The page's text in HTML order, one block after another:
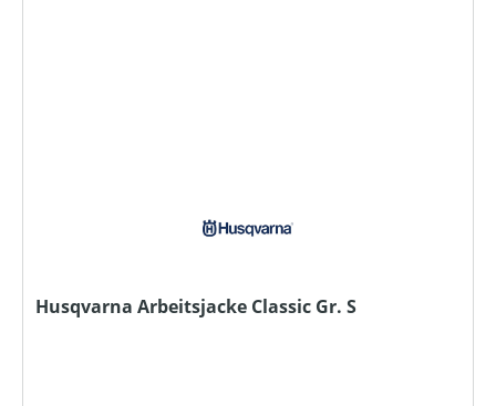
Husqvarna Arbeitsjacke Classic Gr. S